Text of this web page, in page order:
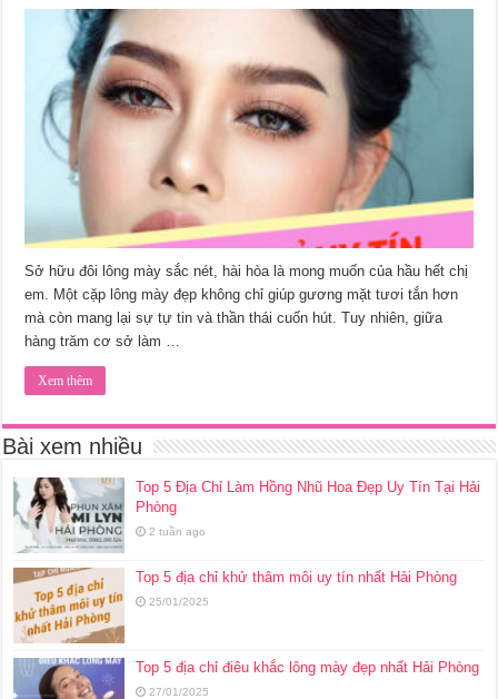
Sở hữu đôi lông mày sắc nét, hài hòa là mong muốn của hầu hết chị
em. Một cặp lông mày đẹp không chỉ giúp gương mặt tươi tắn hơn
mà còn mang lại sự tự tin và thần thái cuốn hút. Tuy nhiên, giữa
hàng trăm cơ sở làm …
Xem thêm
Bài xem nhiều
Top 5 Địa Chỉ Làm Hồng Nhũ Hoa Đẹp Uy Tín Tại Hải
Phòng
2 tuần ago
Top 5 địa chỉ khử thâm môi uy tín nhất Hải Phòng
25/01/2025
Top 5 địa chỉ điêu khắc lông mày đẹp nhất Hải Phòng
27/01/2025